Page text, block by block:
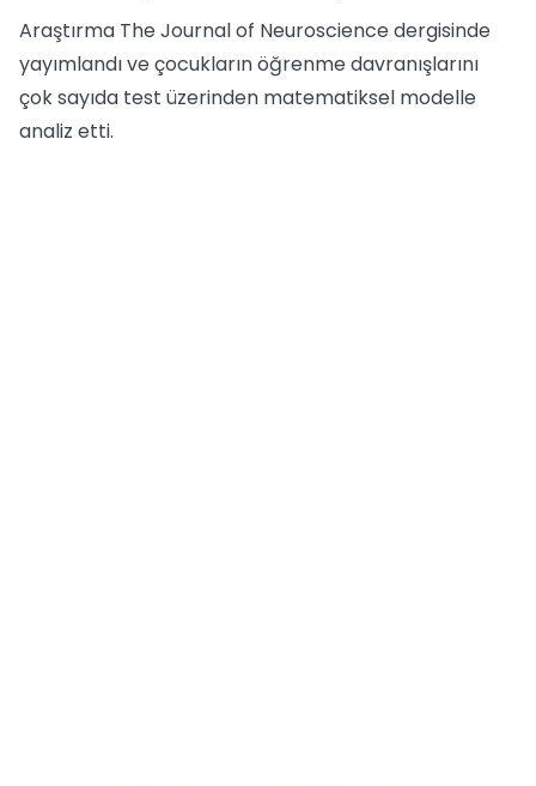
Araştırma The Journal of Neuroscience dergisinde
yayımlandı ve çocukların öğrenme davranışlarını
çok sayıda test üzerinden matematiksel modelle
analiz etti.